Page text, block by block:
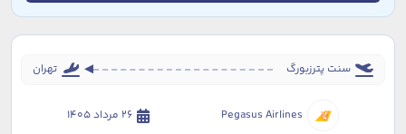
سنت پترزبورگ تهران
Pegasus Airlines 26 مرداد 1405